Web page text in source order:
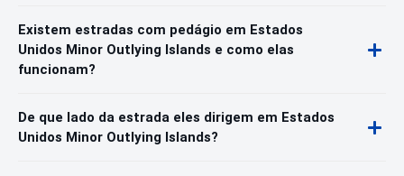
Existem estradas com pedágio em Estados
Unidos Minor Outlying Islands e como elas
funcionam?
De que lado da estrada eles dirigem em Estados
Unidos Minor Outlying Islands?